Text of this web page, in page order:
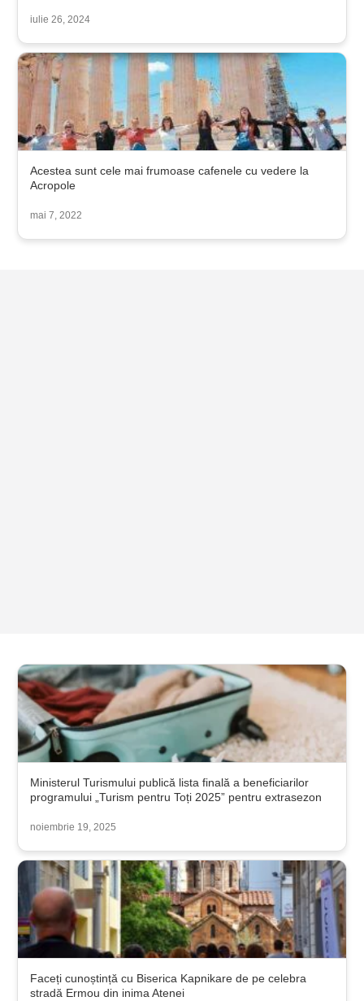
iulie 26, 2024
Acestea sunt cele mai frumoase cafenele cu vedere la
Acropole
mai 7, 2022
Ministerul Turismului publică lista finală a beneficiarilor
programului „Turism pentru Toți 2025” pentru extrasezon
noiembrie 19, 2025
Faceți cunoștință cu Biserica Kapnikare de pe celebra
stradă Ermou din inima Atenei